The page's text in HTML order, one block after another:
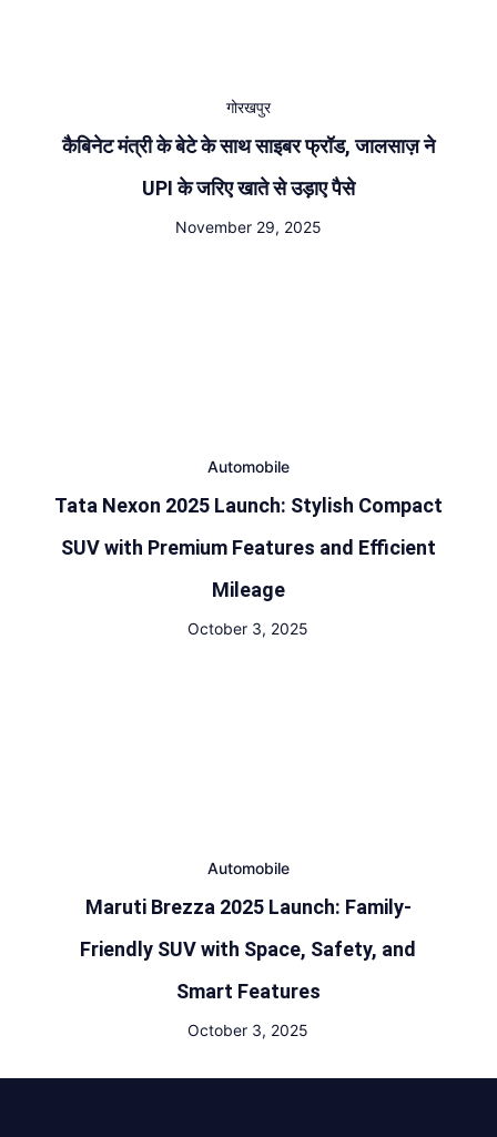
गोरखपुर
कैबिनेट मंत्री के बेटे के साथ साइबर फ्रॉड, जालसाज़ ने
UPI के जरिए खाते से उड़ाए पैसे
November 29, 2025
Automobile
Tata Nexon 2025 Launch: Stylish Compact
SUV with Premium Features and Efficient
Mileage
October 3, 2025
Automobile
Maruti Brezza 2025 Launch: Family-
Friendly SUV with Space, Safety, and
Smart Features
October 3, 2025